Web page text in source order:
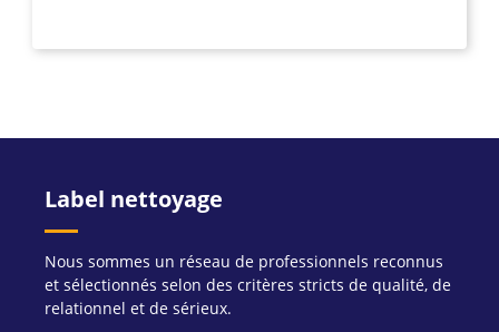
Label nettoyage
Nous sommes un réseau de professionnels reconnus
et sélectionnés selon des critères stricts de qualité, de
relationnel et de sérieux.